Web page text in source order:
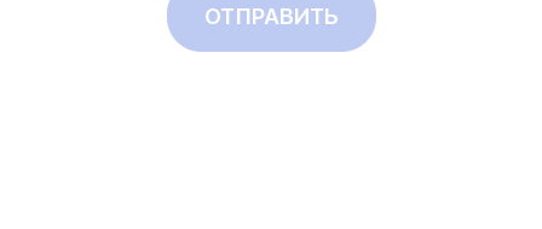
ОТПРАВИТЬ